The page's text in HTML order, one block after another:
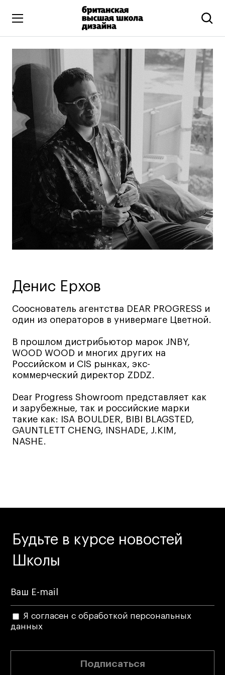
Высшее образование
Искусство и дизайн
Подготовительные курсы
Бизнес и маркетинг
Все программы
Дополнительное образование
Коммуникационный и цифровой дизайн
Иллюстрация
Современное искусство
Мода и стиль
Ювелирный дизайн
Сценография
Промышленный и предметный дизайн
Дизайн и декорирование интерьера
Бизнес и маркетинг
Подготовительные курсы и творческое
Среднесрочные
ИЗО и Керамика
Ландшафтный дизайн
Все программы
Онлайн-программы
Все программы
Мода
Маркетинг
Контент
Денис Ерхов
Сооснователь агентства DEAR PROGRESS и
один из операторов в универмаге Цветной.
В прошлом дистрибьютор марок JNBY,
WOOD WOOD и многих других на
Российском и CIS рынках, экс-
коммерческий директор ZDDZ.
Dear Progress Showroom представляет как
и зарубежные, так и российские марки
такие как: ISA BOULDER, BIBI BLAGSTED,
GAUNTLETT CHENG, INSHADE, J.KIM,
NASHE.
Будьте в курсе новостей
Школы
Я согласен с обработкой персональных
данных
Подписаться